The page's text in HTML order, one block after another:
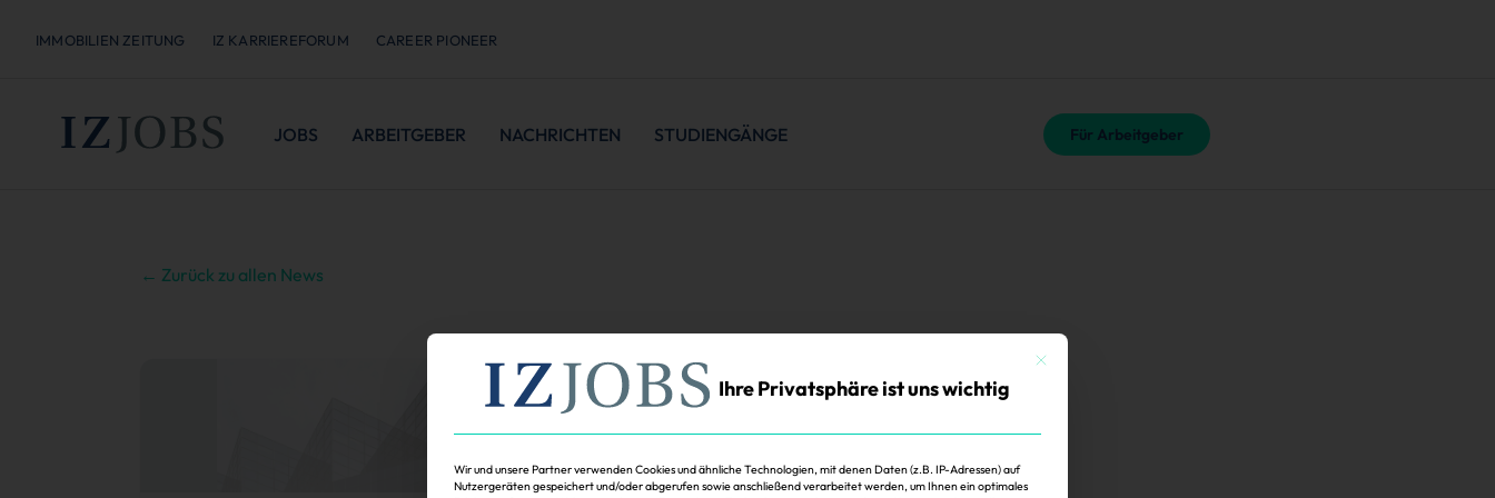
IMMOBILIEN ZEITUNG IZ KARRIEREFORUM CAREER PIONEER
JOBS ARBEITGEBER NACHRICHTEN STUDIENGÄNGE Für Arbeitgeber
← Zurück zu allen News
Mit diesem Button wird der Dialog geschlossen. Seine Funktionalität ist identisch mit der
Ihre Privatsphäre ist uns wichtig
Wir und unsere Partner verwenden Cookies und ähnliche Technologien, mit denen Daten (z.B. IP-Adressen) auf
Nutzergeräten gespeichert und/oder abgerufen sowie anschließend verarbeitet werden, um Ihnen ein optimales